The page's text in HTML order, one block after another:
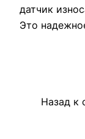
датчик
Это
Назад к